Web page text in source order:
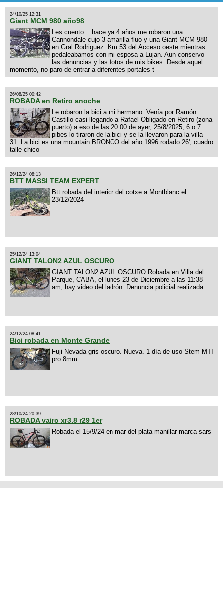
24/10/25 12:31
Giant MCM 980 año98
Les cuento... hace ya 4 años me robaron una
Cannondale cujo 3 amarilla fluo y una Giant MCM 980
en Gral Rodriguez. Km 53 del Acceso oeste mientras
pedaleabamos con mi esposa a Lujan. Aun conservo
las denuncias y las fotos de mis bikes. Desde aquel
momento, no paro de entrar a diferentes portales t
26/08/25 00:42
ROBADA en Retiro anoche
Le robaron la bici a mi hermano. Venía por Ramón
Castillo casi llegando a Rafael Obligado en Retiro (zona
puerto) a eso de las 20:00 de ayer, 25/8/2025, 6 o 7
pibes lo tiraron de la bici y se la llevaron para la villa
31. La bici es una mountain BRONCO del año 1996 rodado 26', cuadro
talle chico
26/12/24 08:13
BTT MASSI TEAM EXPERT
Btt robada del interior del cotxe a Montblanc el
23/12/2024
25/12/24 13:04
GIANT TALON2 AZUL OSCURO
GIANT TALON2 AZUL OSCURO Robada en Villa del
Parque, CABA, el lunes 23 de Diciembre a las 11:38
am, hay video del ladrón. Denuncia policial realizada.
24/12/24 08:41
Bici robada en Monte Grande
Fuji Nevada gris oscuro. Nueva. 1 día de uso Stem MTI
pro 8mm
28/10/24 20:39
ROBADA vairo xr3.8 r29 1er
Robada el 15/9/24 en mar del plata manillar marca sars